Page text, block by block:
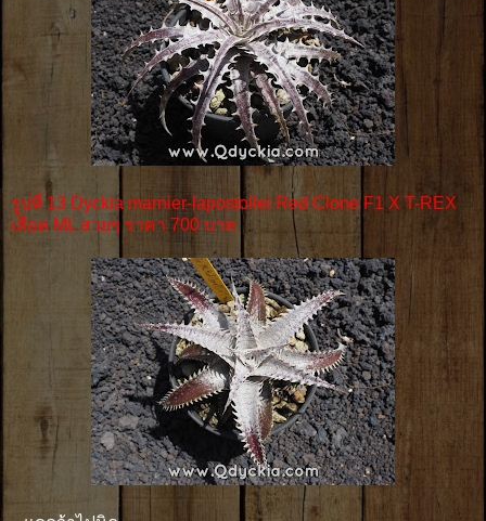
รูปที่ 13 Dyckia marnier-lapostollei Red Clone F1 X T-REX
เลือด ML สวยๆ ราคา 700 บาท